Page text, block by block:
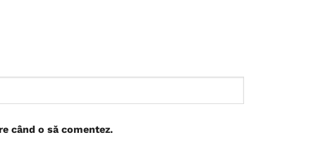
când o să comentez.